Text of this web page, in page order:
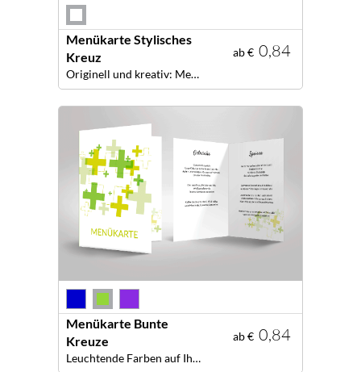
ab € 0,84
Menükarte Stylisches
Kreuz
Originell und kreativ: Menükarte für Ihre Festtafel!
ab € 0,84
Menükarte Bunte
Kreuze
Leuchtende Farben auf Ihrer Festtafel - mit kreativen Menükarten!